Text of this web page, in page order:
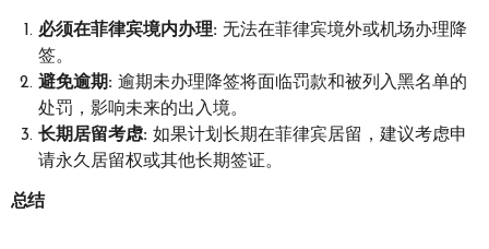
必须在菲律宾境内办理: 无法在菲律宾境外或机场办理降
签。
避免逾期: 逾期未办理降签将面临罚款和被列入黑名单的
处罚，影响未来的出入境。
长期居留考虑: 如果计划长期在菲律宾居留，建议考虑申
请永久居留权或其他长期签证。
总结